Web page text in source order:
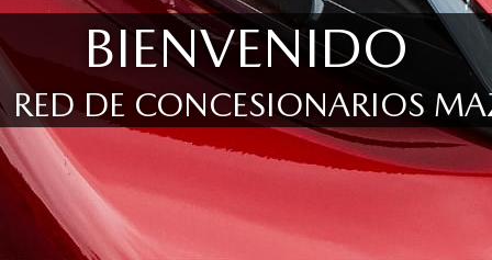
BIENVENIDO
RED DE CONCESIONARIOS